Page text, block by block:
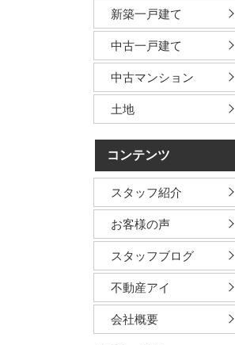
新築一戸建て
中古一戸建て
中古マンション
土地
コンテンツ
スタッフ紹介
お客様の声
スタッフブログ
不動産アイ
会社概要